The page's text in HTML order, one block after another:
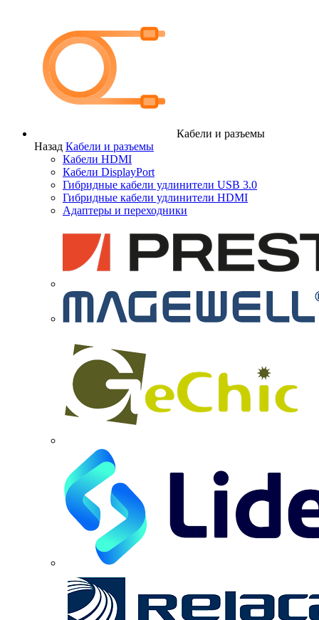
Кабели и разъемы
Назад Кабели и разъемы
Кабели HDMI
Кабели DisplayPort
Гибридные кабели удлинители USB 3.0
Гибридные кабели удлинители HDMI
Адаптеры и переходники